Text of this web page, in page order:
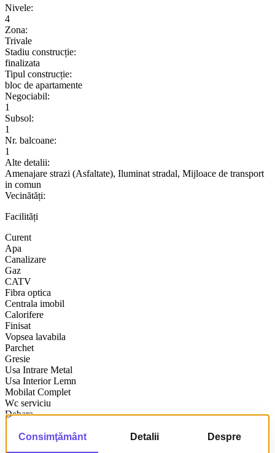
Nivele:
4
Zona:
Trivale
Stadiu construcție:
finalizata
Tipul construcție:
bloc de apartamente
Negociabil:
1
Subsol:
1
Nr. balcoane:
1
Alte detalii:
Amenajare strazi (Asfaltate), Iluminat stradal, Mijloace de transport
in comun
Vecinătăți:
Facilități
Curent
Apa
Canalizare
Gaz
CATV
Fibra optica
Centrala imobil
Calorifere
Finisat
Vopsea lavabila
Parchet
Gresie
Usa Intrare Metal
Usa Interior Lemn
Mobilat Complet
Wc serviciu
Debara
Bucatarie utilata